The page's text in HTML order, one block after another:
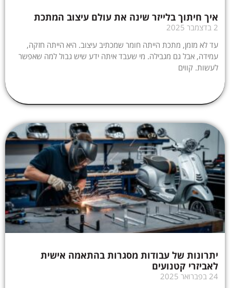
איך חיתוך בלייזר שינה את עולם עיצוב המתכת
2 בדצמבר 2025
עד לא מזמן, מתכת הייתה חומר שמכתיב עיצוב. היא הייתה חזקה,
עמידה, אבל גם מגבילה. מי שעבד איתה ידע שיש גבול למה שאפשר
לעשות. קווים
יתרונות של עבודות מסגרות בהתאמה אישית
לאביזרי קטנועים
24 בפברואר 2025